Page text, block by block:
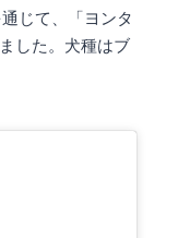
じて、「ヨンタ
した。犬種はブ